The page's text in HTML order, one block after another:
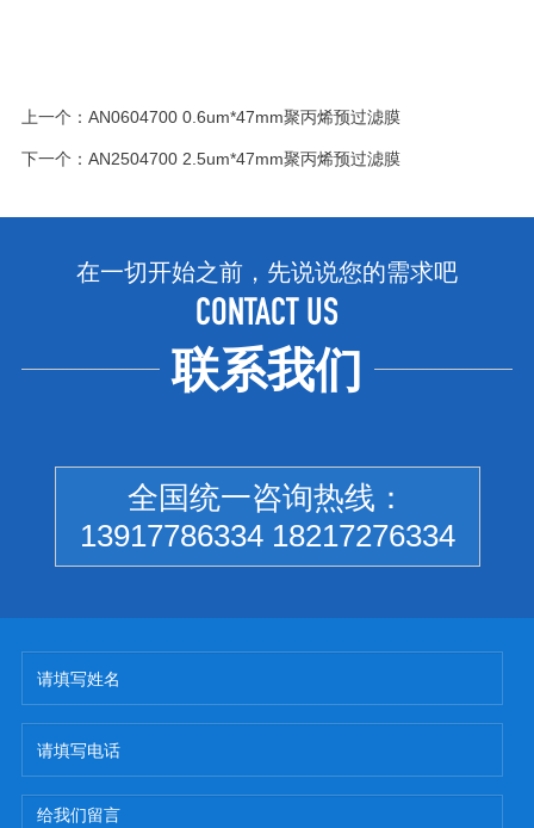
上一个： AN0604700 0.6um*47mm聚丙烯预过滤膜
下一个： AN2504700 2.5um*47mm聚丙烯预过滤膜
在一切开始之前，先说说您的需求吧
CONTACT US
联系我们
全国统一咨询热线：
13917786334 18217276334